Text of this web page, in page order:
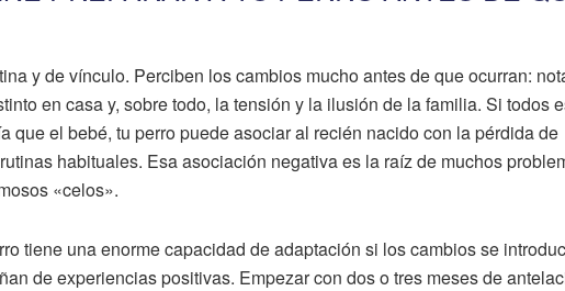
y de vínculo. Perciben los cambios mucho antes de que ocurran:
en casa y, sobre todo, la tensión y la ilusión de la familia. Si todos
que el bebé, tu perro puede asociar al recién nacido con la pérdida de
habituales. Esa asociación negativa es la raíz de muchos
«celos».
tiene una enorme capacidad de adaptación si los cambios se
de experiencias positivas. Empezar con dos o tres meses de